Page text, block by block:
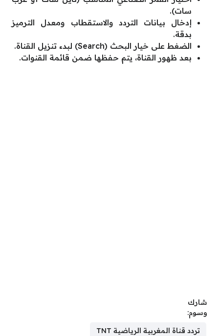
سات).
إدخال بيانات التردد والاستقطاب ومعدل الترميز
بدقة.
الضغط على خيار البحث (Search) لبدء تنزيل القناة.
بعد ظهور القناة، يتم حفظها ضمن قائمة القنوات.
شارك
وسوم:
تردد قناة المغربية الرياضية TNT